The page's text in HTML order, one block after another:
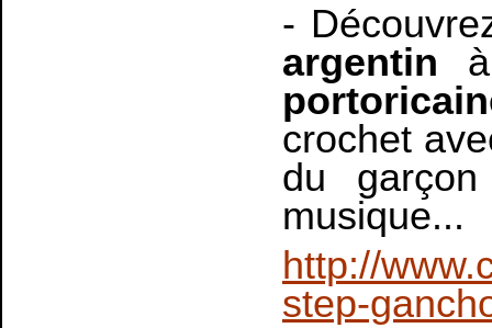
-
argentin
crochet
du
musique...
http://
step-